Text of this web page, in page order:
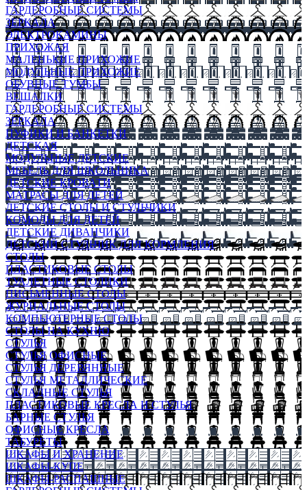
ГАРДЕРОБНЫЕ СИСТЕМЫ
ЗЕРКАЛА
ЭЛЕКТРОКАМИНЫ
ПРИХОЖАЯ
МАЛЕНЬКИЕ ПРИХОЖИЕ
МОДУЛЬНЫЕ ПРИХОЖИЕ
ОБУВНЫЕ ТУМБЫ
ВЕШАЛКИ
ГАРДЕРОБНЫЕ СИСТЕМЫ
ЗЕРКАЛА
ПУФИКИ И БАНКЕТКИ
ДЕТСКАЯ
МОДУЛЬНЫЕ ДЕТСКИЕ
МЕБЕЛЬ ДЛЯ ШКОЛЬНИКА
ДЕТСКИЕ КРОВАТИ
МАТРАСЫ ДЛЯ ДЕТЕЙ
ДЕТСКИЕ СТОЛЫ И СТУЛЬЧИКИ
КОМОДЫ ДЛЯ ДЕТЕЙ
ДЕТСКИЕ ДИВАНЧИКИ
ДЕТСКИЙ СТУЛЬЧИК ДЛЯ КОРМЛЕНИЯ
СТОЛЫ
ПЛАСТИКОВЫЕ СТОЛЫ
ТУАЛЕТНЫЕ СТОЛИКИ
ПИСЬМЕННЫЕ СТОЛЫ
ЖУРНАЛЬНЫЕ СТОЛЫ
КОМПЬЮТЕРНЫЕ СТОЛЫ
СТОЛЫ НА КУХНЮ
СТУЛЬЯ
СТУЛЬЯ ОФИСНЫЕ
СТУЛЬЯ ДЕРЕВЯННЫЕ
СТУЛЬЯ МЕТАЛЛИЧЕСКИЕ
СКЛАДНЫЕ СТУЛЬЯ
ПЛАСТИКОВЫЕ КРЕСЛА И СТУЛЬЯ
БАРНЫЕ СТУЛЬЯ
ОФИСНЫЕ КРЕСЛА
ТАБУРЕТЫ
ШКАФЫ И ХРАНЕНИЕ
ШКАФЫ-КУПЕ
ШКАФЫ-РАСПАШНЫЕ